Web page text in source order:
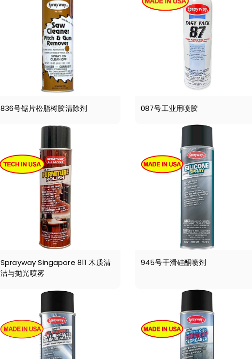
836号锯片松脂树胶清除剂 087号工业用喷胶
Sprayway Singapore 811 木质清
洁与抛光喷雾
945号干滑硅酮喷剂